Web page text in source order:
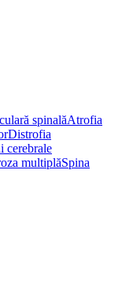
spinalăAtrofia
Distrofia
cerebrale
multiplăSpina